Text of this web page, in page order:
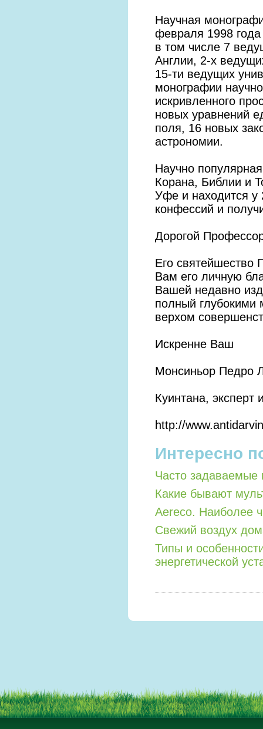
Научная
февраля 1998 года
в том числе 7
Англии, 2-х
15-ти ведущих
монографии
искривленного
новых уравнений
поля, 16 новых
астрономии.
Научно
Корана, Библии и
Уфе и находится у
конфессий и
Дорогой
Его святейшество
Вам его личную
Вашей недавно
полный глубокими
верхом
Искренне Ваш
Монсиньор Педро
Куинтана, эксперт
http://
Интересно
Часто задаваемые
Какие бывают
Aereco. Наиболее
Свежий воздух
Типы и
энергетической